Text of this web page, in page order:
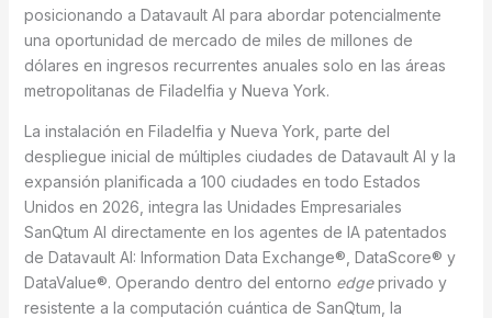
posicionando a Datavault AI para abordar potencialmente
una oportunidad de mercado de miles de millones de
dólares en ingresos recurrentes anuales solo en las áreas
metropolitanas de Filadelfia y Nueva York.
La instalación en Filadelfia y Nueva York, parte del
despliegue inicial de múltiples ciudades de Datavault AI y la
expansión planificada a 100 ciudades en todo Estados
Unidos en 2026, integra las Unidades Empresariales
SanQtum AI directamente en los agentes de IA patentados
de Datavault AI: Information Data Exchange®, DataScore® y
DataValue®. Operando dentro del entorno edgeprivado y
resistente a la computación cuántica de SanQtum, la